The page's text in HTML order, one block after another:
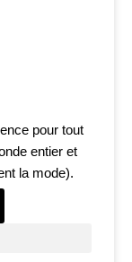
pour tout
entier et
la mode).